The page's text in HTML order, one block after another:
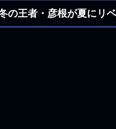
の王者・彦根が夏にリ